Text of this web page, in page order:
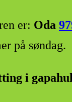
er: Oda
på søndag.
i